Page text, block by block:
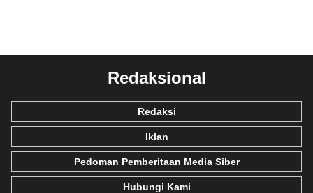
Redaksional
Redaksi
Iklan
Pedoman Pemberitaan Media Siber
Hubungi Kami